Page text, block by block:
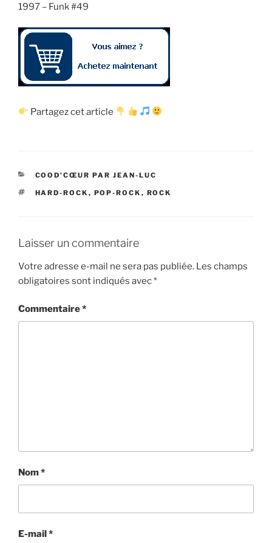
1997 – Funk #49
Partagez cet article
CATÉGORIES
COOD'CŒUR PAR JEAN-LUC
ÉTIQUETTES
HARD-ROCK , POP-ROCK , ROCK
Laisser un commentaire
Votre adresse e-mail ne sera pas publiée. Les champs
obligatoires sont indiqués avec*
Commentaire*
Nom*
E-mail*